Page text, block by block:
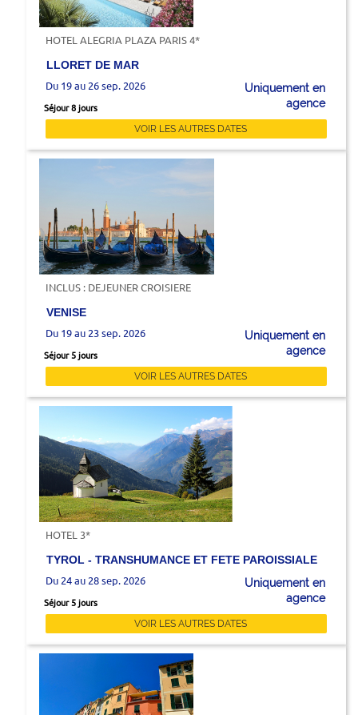
HOTEL ALEGRIA PLAZA PARIS 4*
LLORET DE MAR
Du 19 au 26 sep. 2026
Séjour 8 jours
Uniquement en
agence
VOIR LES AUTRES DATES
INCLUS : DEJEUNER CROISIERE
VENISE
Du 19 au 23 sep. 2026
Séjour 5 jours
Uniquement en
agence
VOIR LES AUTRES DATES
HOTEL 3*
TYROL - TRANSHUMANCE ET FETE PAROISSIALE
Du 24 au 28 sep. 2026
Séjour 5 jours
Uniquement en
agence
VOIR LES AUTRES DATES